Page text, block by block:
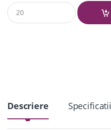
Q
u
a
Descriere Specificatii